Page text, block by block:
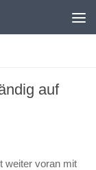
auf
weiter voran mit